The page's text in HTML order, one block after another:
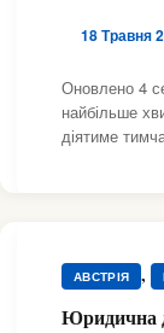
18 Травня
Оновлено 4
найбільше
діятиме
АВСТРІЯ ,
Юридична